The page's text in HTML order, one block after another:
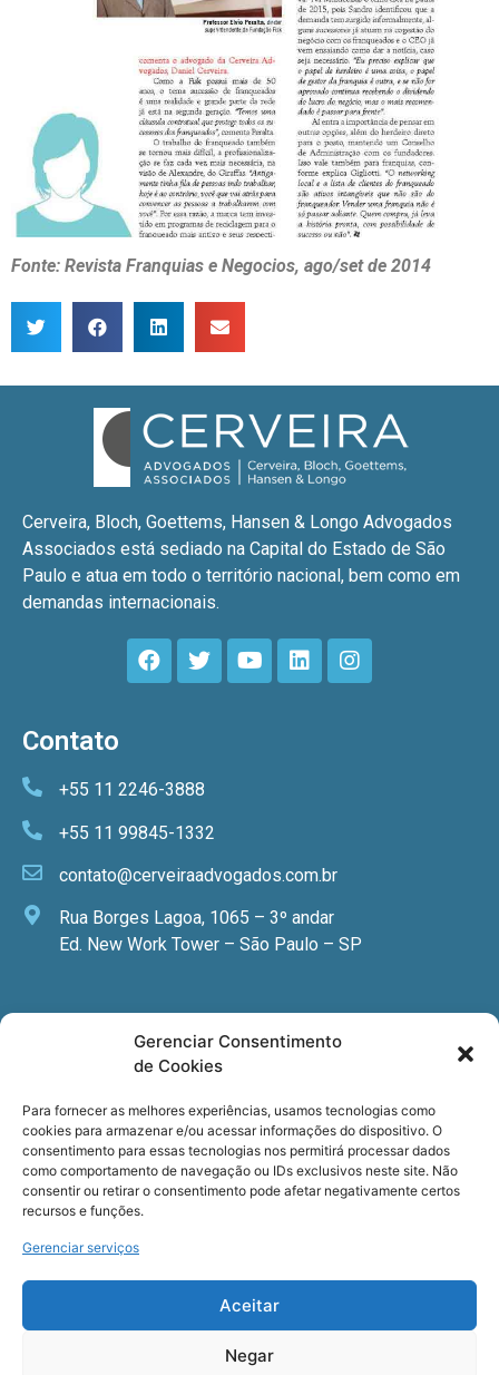
Gerenciar Consentimento
de Cookies
Para fornecer as melhores experiências, usamos tecnologias como
cookies para armazenar e/ou acessar informações do dispositivo. O
consentimento para essas tecnologias nos permitirá processar dados
como comportamento de navegação ou IDs exclusivos neste site. Não
consentir ou retirar o consentimento pode afetar negativamente certos
recursos e funções.
Gerenciar serviços
Aceitar
Negar
Fonte: Revista Franquias e Negocios, ago/set de 2014
Cerveira, Bloch, Goettems, Hansen & Longo Advogados
Associados está sediado na Capital do Estado de São
Paulo e atua em todo o território nacional, bem como em
demandas internacionais.
Contato
+55 11 2246-3888
+55 11 99845-1332
contato@cerveiraadvogados.com.br
Rua Borges Lagoa, 1065 – 3º andar
Ed. New Work Tower – São Paulo – SP
Newsletter
especializadas, cursos e eventos?
Registre seu email.
Termos de usoe aPolítica de privacidade